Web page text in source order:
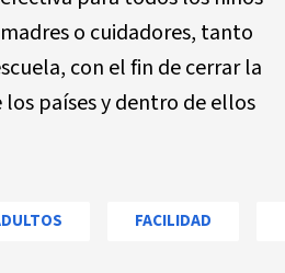
o cuidadores, tanto
con el fin de cerrar la
países y dentro de ellos
FACILIDAD